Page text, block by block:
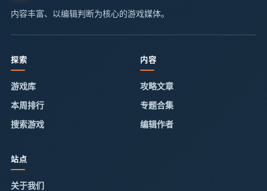
内容丰富、以编辑判断为核心的游戏媒体。
探索
游戏库
本周排行
搜索游戏
内容
攻略文章
专题合集
编辑作者
站点
关于我们